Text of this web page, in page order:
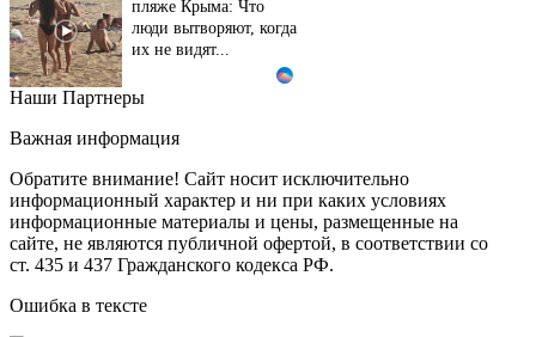
пляже Крыма: Что
люди вытворяют, когда
их не видят...
Ролик длится
смеяться вы будете
i
Королева вагона
отожгла! Видео не
оставит равнодушным
Наши Партнеры
Важная информация
Обратите внимание! Сайт носит исключительно
информационный характер и ни при каких условиях
информационные материалы и цены, размещенные на
сайте, не являются публичной офертой, в соответствии со
ст. 435 и 437 Гражданского кодекса РФ.
Ошибка в тексте